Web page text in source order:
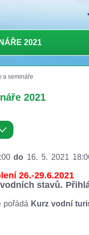
2021
a semináře
2021
do 16. 5. 2021
26.-29.6.2021
stavů.
pořádá Kurz vodní